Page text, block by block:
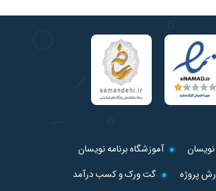
آموزشگاه برنامه نویسان
پروژه گت ورک و کسب درآمد